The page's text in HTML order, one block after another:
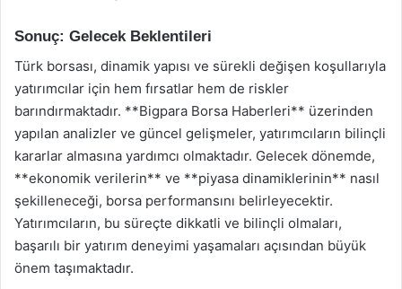
Sonuç: Gelecek Beklentileri
Türk borsası, dinamik yapısı ve sürekli değişen koşullarıyla
yatırımcılar için hem fırsatlar hem de riskler
barındırmaktadır. **Bigpara Borsa Haberleri** üzerinden
yapılan analizler ve güncel gelişmeler, yatırımcıların bilinçli
kararlar almasına yardımcı olmaktadır. Gelecek dönemde,
**ekonomik verilerin** ve **piyasa dinamiklerinin** nasıl
şekilleneceği, borsa performansını belirleyecektir.
Yatırımcıların, bu süreçte dikkatli ve bilinçli olmaları,
başarılı bir yatırım deneyimi yaşamaları açısından büyük
önem taşımaktadır.